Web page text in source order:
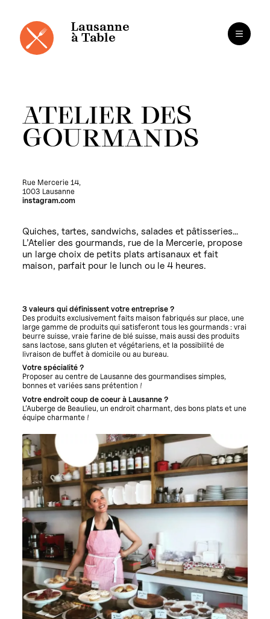
Lausanne
à Table
ATELIER DES
GOURMANDS
Rue Mercerie 14,
1003 Lausanne
instagram.com
Quiches, tartes, sandwichs, salades et pâtisseries…
L’Atelier des gourmands, rue de la Mercerie, propose
un large choix de petits plats artisanaux et fait
maison, parfait pour le lunch ou le 4 heures.
3 valeurs qui définissent votre entreprise ?
Des produits exclusivement faits maison fabriqués sur place, une
large gamme de produits qui satisferont tous les gourmands : vrai
beurre suisse, vraie farine de blé suisse, mais aussi des produits
sans lactose, sans gluten et végétariens, et la possibilité de
livraison de buffet à domicile ou au bureau.
Votre spécialité ?
Proposer au centre de Lausanne des gourmandises simples,
bonnes et variées sans prétention !
Votre endroit coup de coeur à Lausanne ?
L’Auberge de Beaulieu, un endroit charmant, des bons plats et une
équipe charmante !